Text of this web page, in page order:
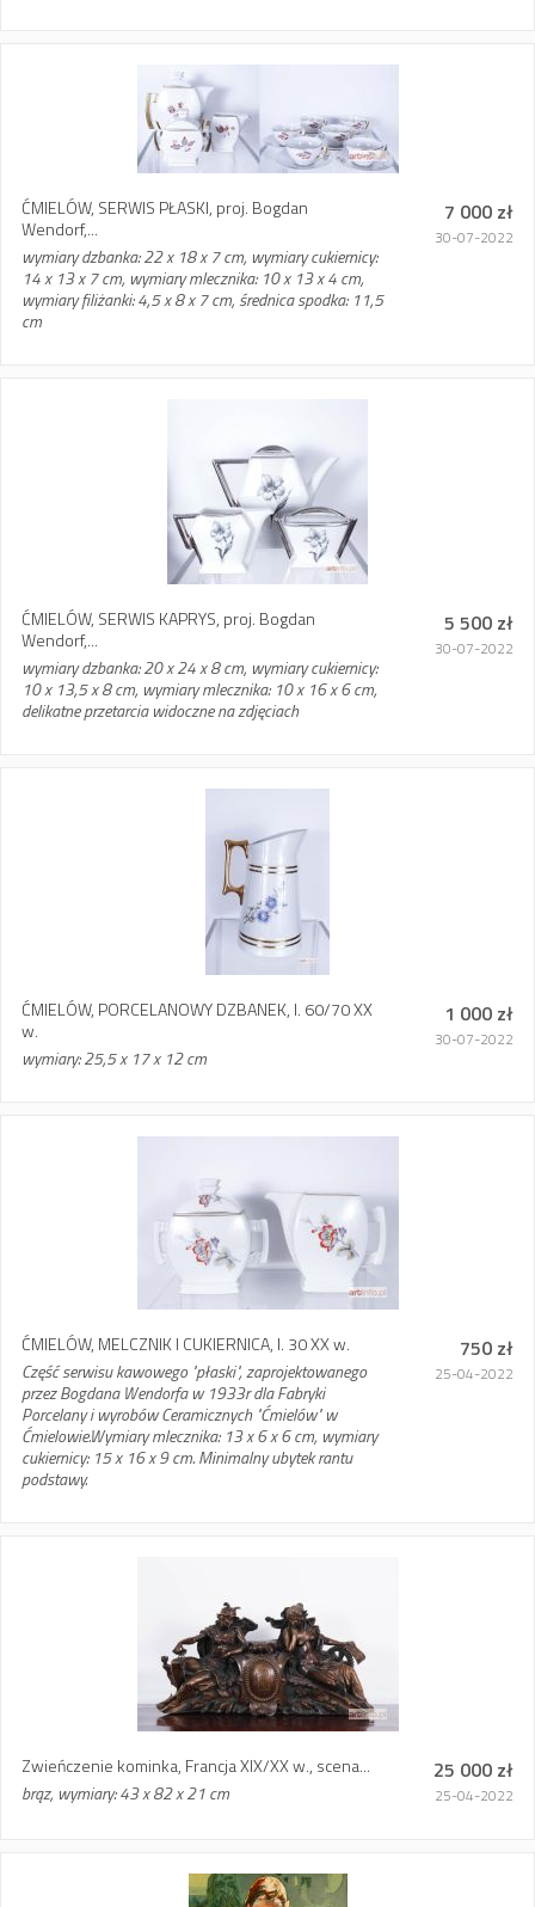
ĆMIELÓW, SERWIS PŁASKI, proj. Bogdan
Wendorf,...
wymiary dzbanka: 22 x 18 x 7 cm, wymiary cukiernicy:
14 x 13 x 7 cm, wymiary mlecznika: 10 x 13 x 4 cm,
wymiary filiżanki: 4,5 x 8 x 7 cm, średnica spodka: 11,5
cm
7 000 zł
30-07-2022
ĆMIELÓW, SERWIS KAPRYS, proj. Bogdan
Wendorf,...
wymiary dzbanka: 20 x 24 x 8 cm, wymiary cukiernicy:
10 x 13,5 x 8 cm, wymiary mlecznika: 10 x 16 x 6 cm,
delikatne przetarcia widoczne na zdjęciach
5 500 zł
30-07-2022
ĆMIELÓW, PORCELANOWY DZBANEK, l. 60/70 XX
w.
wymiary: 25,5 x 17 x 12 cm
1 000 zł
30-07-2022
ĆMIELÓW, MELCZNIK I CUKIERNICA, l. 30 XX w.
Część serwisu kawowego "płaski", zaprojektowanego
przez Bogdana Wendorfa w 1933r dla Fabryki
Porcelany i wyrobów Ceramicznych "Ćmielów" w
Ćmielowie.Wymiary mlecznika: 13 x 6 x 6 cm, wymiary
cukiernicy: 15 x 16 x 9 cm. Minimalny ubytek rantu
podstawy.
750 zł
25-04-2022
Zwieńczenie kominka, Francja XIX/XX w., scena...
brąz, wymiary: 43 x 82 x 21 cm
25 000 zł
25-04-2022